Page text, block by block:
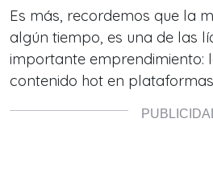
Es más, recordemos que la
algún tiempo, es una de las
importante emprendimiento:
contenido hot en